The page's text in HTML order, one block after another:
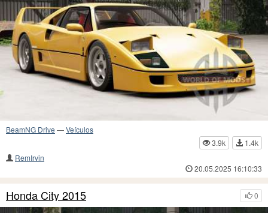
BeamNG Drive —Veículos
3.9k
1.4k
RemIrvin
20.05.2025 16:10:33
0
Honda City 2015